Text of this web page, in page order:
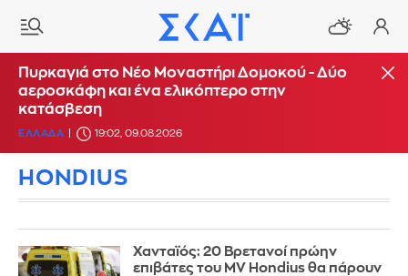
Πυρκαγιά στο Νέο Μοναστήρι Δομοκού - Δύο
αεροσκάφη και ένα ελικόπτερο στην
κατάσβεση
ΕΛΛΑΔΑ 19:02, 09.08.2026
HONDIUS
Χανταϊός: 20 Βρετανοί πρώην
επιβάτες του MV Hondius θα πάρουν